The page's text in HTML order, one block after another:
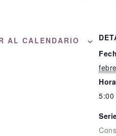
AL CALENDARIO
5:00